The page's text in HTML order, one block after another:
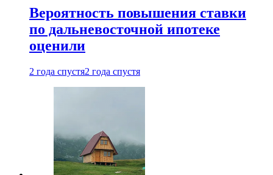
Вероятность повышения ставки
по дальневосточной ипотеке
оценили
2 года спустя2 года спустя